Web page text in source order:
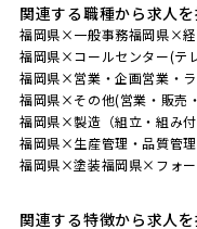
関連する職種から求人を
福岡県×一般事務福岡県×
福岡県×コールセンター(テ
福岡県×営業・企画営業・
福岡県×その他(営業・販売
福岡県×製造（組立・組み
福岡県×生産管理・品質管理
福岡県×塗装福岡県×フォ
関連する特徴から求人を